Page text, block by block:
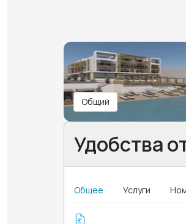
Общий
Удобства
Общее Услуги